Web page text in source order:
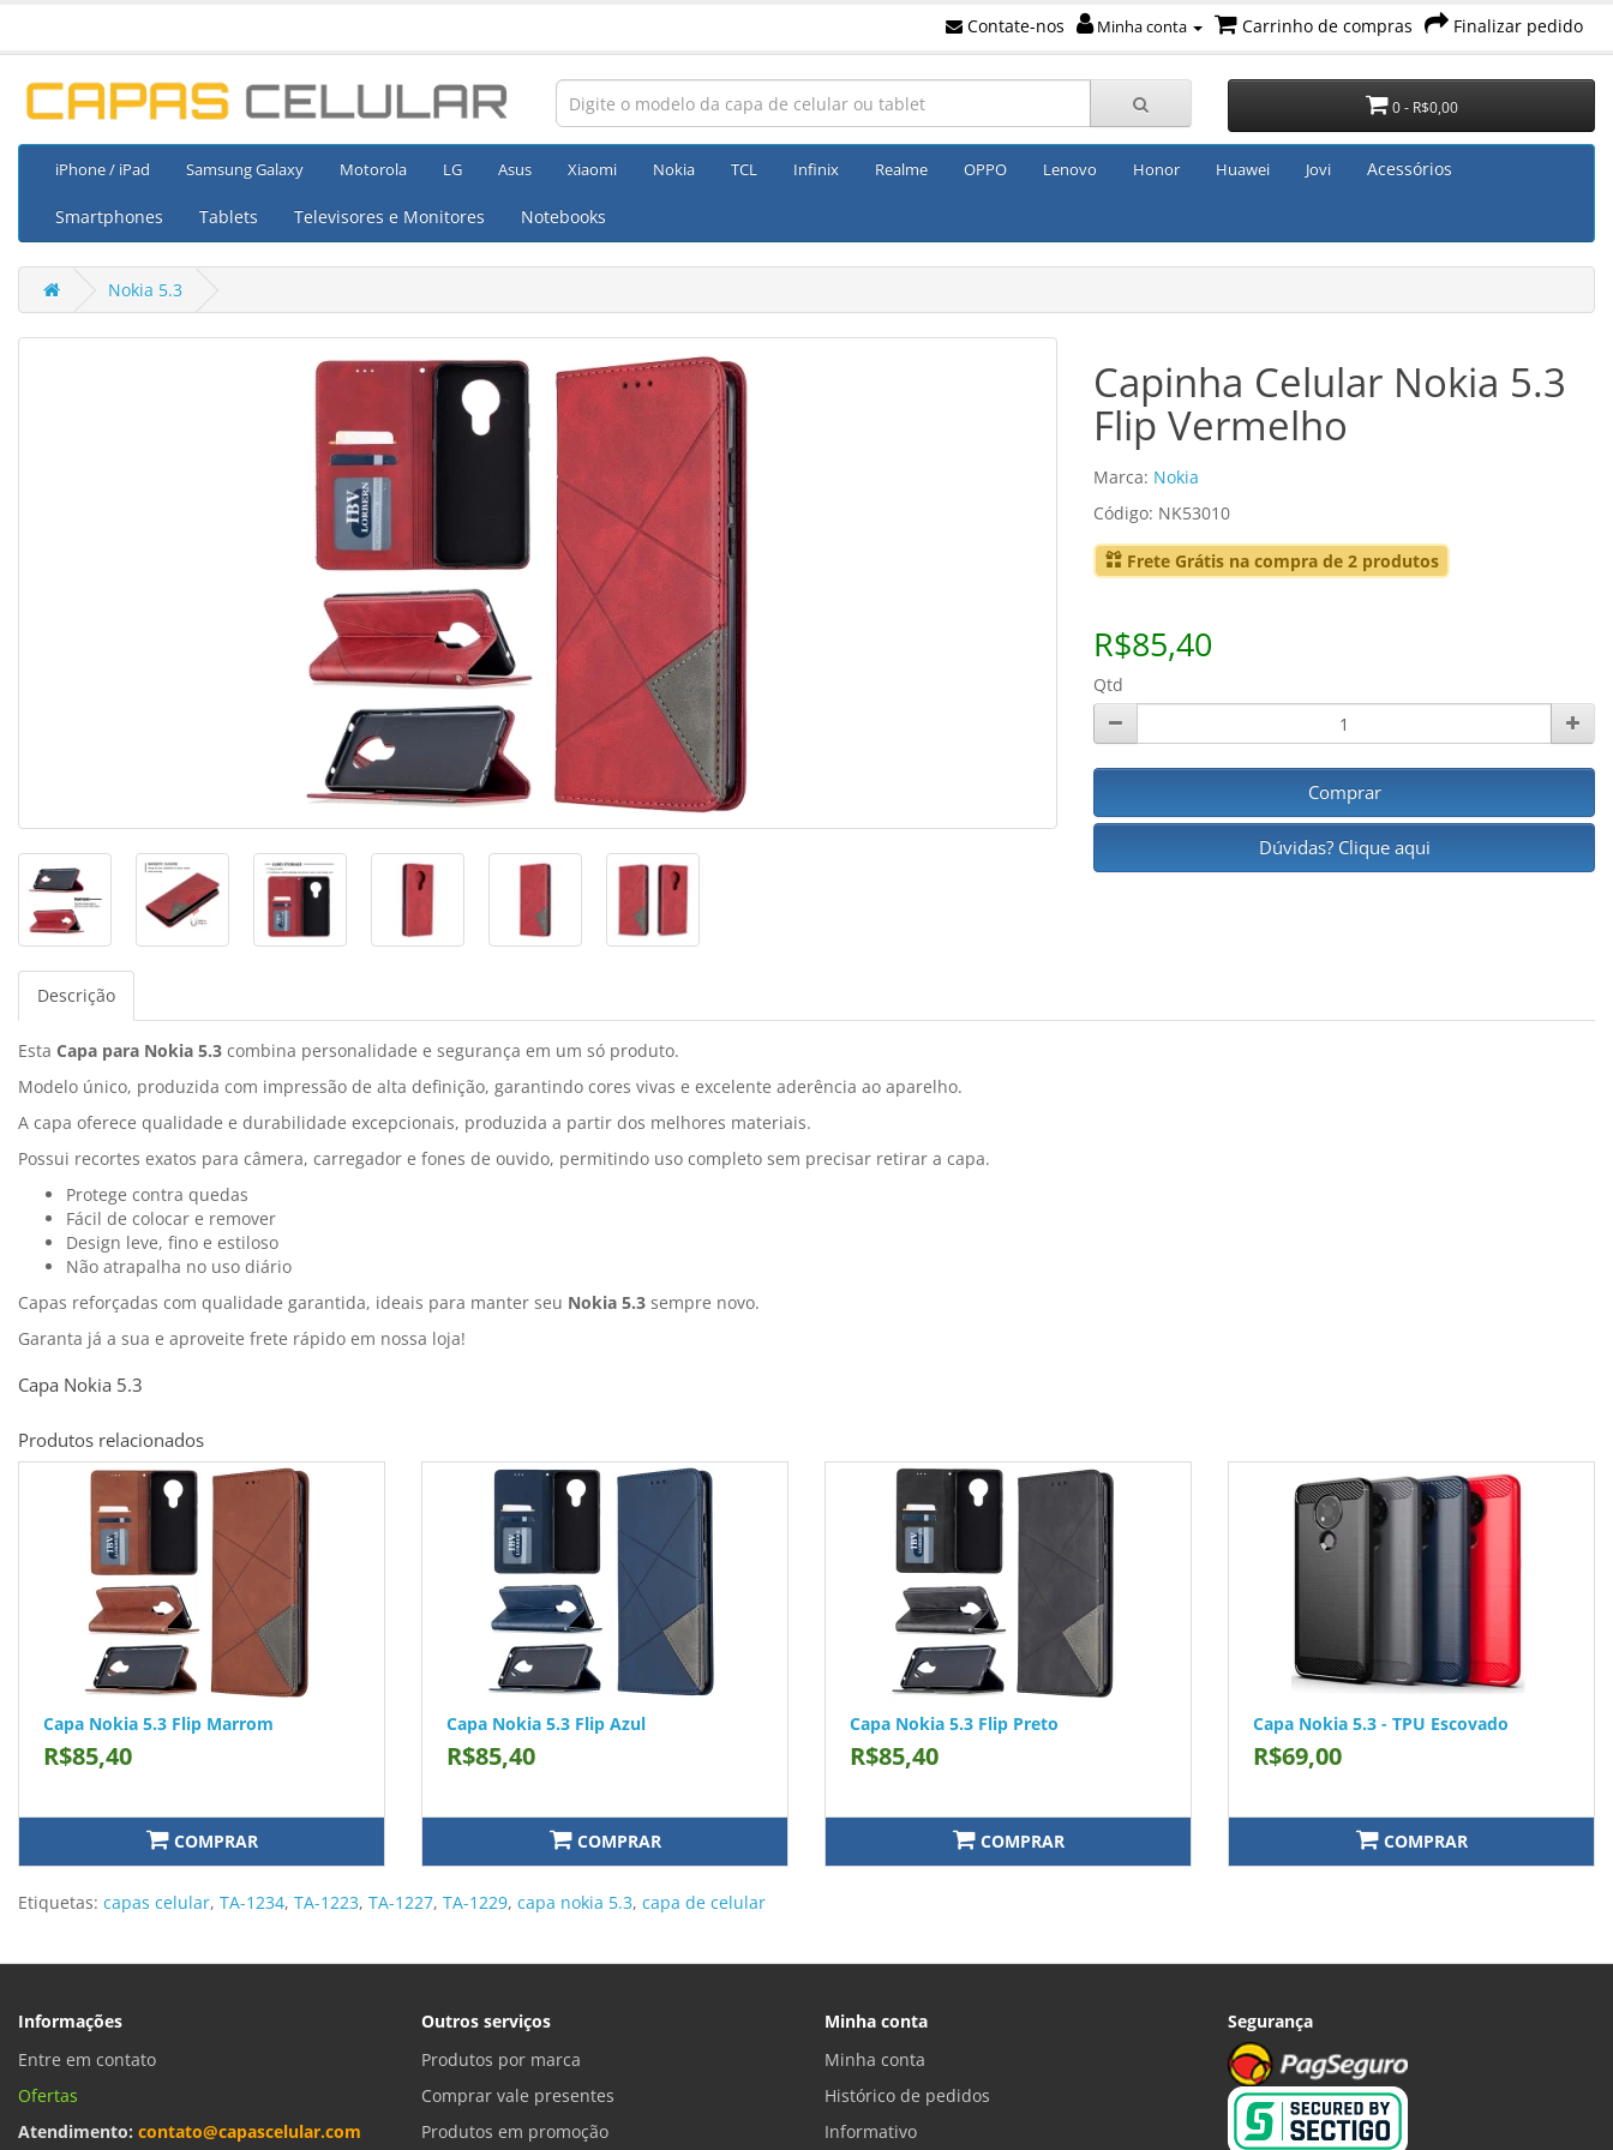
Contate-nos Minha conta Carrinho de compras Finalizar pedido
0 - R$0,00
iPhone / iPad Samsung Galaxy Motorola LG Asus Xiaomi Nokia TCL Infinix Realme OPPO Lenovo Honor Huawei Jovi Acessórios
Smartphones Tablets Televisores e Monitores Notebooks
Nokia 5.3
Capinha Celular Nokia 5.3
Flip Vermelho
Marca: Nokia
Código: NK53010
Frete Grátis na compra de 2 produtos
R$85,40
Qtd
Comprar
Dúvidas? Clique aqui
Descrição
Esta Capa para Nokia 5.3 combina personalidade e segurança em um só produto.
Modelo único, produzida com impressão de alta definição, garantindo cores vivas e excelente aderência ao aparelho.
A capa oferece qualidade e durabilidade excepcionais, produzida a partir dos melhores materiais.
Possui recortes exatos para câmera, carregador e fones de ouvido, permitindo uso completo sem precisar retirar a capa.
Protege contra quedas
Fácil de colocar e remover
Design leve, fino e estiloso
Não atrapalha no uso diário
Capas reforçadas com qualidade garantida, ideais para manter seu Nokia 5.3 sempre novo.
Garanta já a sua e aproveite frete rápido em nossa loja!
Capa Nokia 5.3
Produtos relacionados
Capa Nokia 5.3 Flip Marrom
R$85,40
COMPRAR
Capa Nokia 5.3 Flip Azul
R$85,40
COMPRAR
Capa Nokia 5.3 Flip Preto
R$85,40
COMPRAR
Capa Nokia 5.3 - TPU Escovado
R$69,00
COMPRAR
Etiquetas: capas celular, TA-1234, TA-1223, TA-1227, TA-1229, capa nokia 5.3, capa de celular
Informações
Entre em contato
Ofertas
Atendimento: contato@capascelular.com
Outros serviços
Produtos por marca
Comprar vale presentes
Produtos em promoção
Minha conta
Minha conta
Histórico de pedidos
Informativo
Segurança